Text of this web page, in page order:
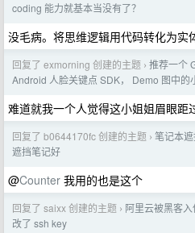
coding 能力就基本当没有了？
没毛病。将思维逻辑用代码转化为实
回复了 exmorning 创建的主题 › 推荐一个
Android 人脸关键点 SDK， Demo 图中的
难道就我一个人觉得这小姐姐眉眼距
回复了 b0644170fc 创建的主题 › 笔记本
遮挡笔记好
@Counter 我用的也是这个
回复了 saixx 创建的主题 › 阿里云被黑客
改了 ssh key